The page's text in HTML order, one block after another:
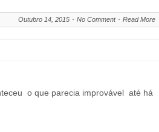
Outubro 14, 2015 No Comment Read More
o que parecia improvável até há